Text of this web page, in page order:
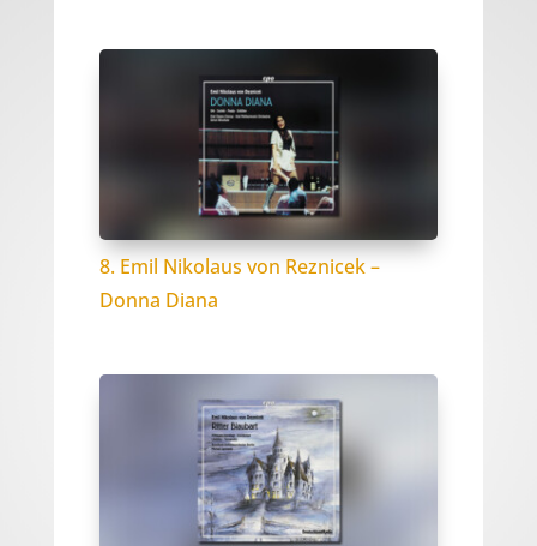
8. Emil Nikolaus von Reznicek –
Donna Diana